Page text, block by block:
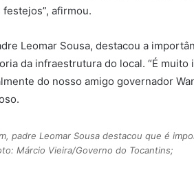
afirmou.
Leomar Sousa, destacou a
da infraestrutura do local. “É
do nosso amigo governador
padre Leomar Sousa destacou que é
Márcio Vieira/Governo do Tocantins;